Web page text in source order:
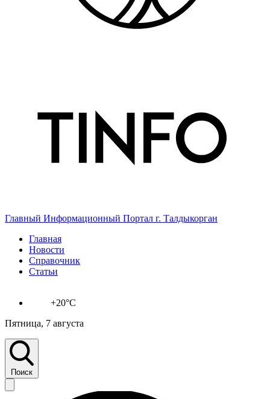
Главный Информационный Портал г. Талдыкорган
Главная
Новости
Справочник
Статьи
+20°C
Пятница, 7 августа
Поиск